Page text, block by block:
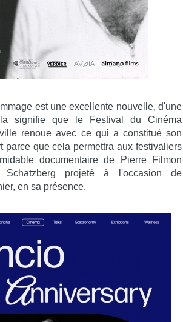
est une excellente nouvelle, d'une
signifie que le Festival du Cinéma
renoue avec ce qui a constitué son
parce que cela permettra aux festivaliers
documentaire de Pierre Filmon
projeté à l'occasion de
en sa présence.